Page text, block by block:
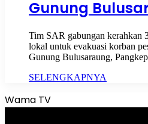
Gunung
Tim SAR gabungan kerahkan
lokal untuk evakuasi korban
Gunung Bulusaraung,
SELENGKAPNYA
Wama TV